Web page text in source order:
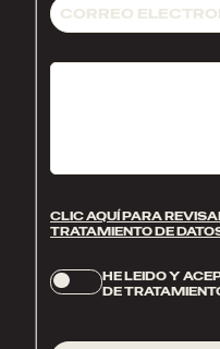
CLIC AQUÍ PARA
TRATAMIENTO DE
HE LEIDO Y
DE